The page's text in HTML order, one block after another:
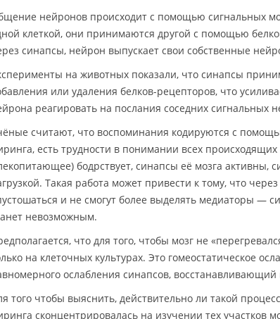
нейронов происходит с помощью сигнальных
клеткой, они принимаются другой с помощью
синапсы, нейрон выпускает свои собственные
на животных показали, что синапсы
или удаления белков-рецепторов, что
реагировать на послания соседних сигнальных
считают, что воспоминания кодируются с
есть трудности в понимании всех
бодрствует, синапсы её мозга активны,
Такая работа может привести к тому, что
и не смогут более выделять медиаторы —
невозможным.
что для того, чтобы мозг не
на клеточных культурах. Это гомеостатическое
ослабления синапсов,
того чтобы выяснить, действительно ли такой
сконцентрировалась на изучении тех участков